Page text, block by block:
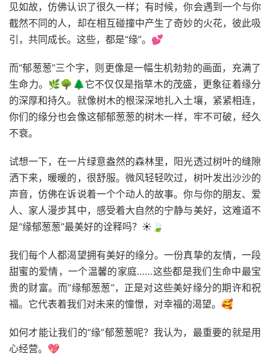
见如故，仿佛认识了很久一样；有时候，你会遇到一个与你
截然不同的人，却在相互碰撞中产生了奇妙的火花，彼此吸
引，共同成长。这些，都是“缘”。💕
而“郁葱葱”三个字，则更像是一幅生机勃勃的画面，充满了
生命力。🌿🌳🌲它不仅仅是指草木的茂盛，更象征着缘分
的深厚和持久。就像树木的根深深地扎入土壤，紧紧相连，
你们的缘分也会像这郁郁葱葱的树木一样，牢不可破，经久
不衰。
试想一下，在一片绿意盎然的森林里，阳光透过树叶的缝隙
洒下来，暖暖的，很舒服。微风轻轻吹过，树叶发出沙沙的
声音，仿佛在诉说着一个个动人的故事。你与你的朋友、爱
人、家人漫步其中，感受着大自然的宁静与美好，这难道不
是“缘郁葱葱”最美好的诠释吗？☀️🍃
我们每个人都渴望拥有美好的缘分。一份真挚的友情，一段
甜蜜的爱情，一个温馨的家庭……这些都是我们生命中最宝
贵的财富。而“缘郁葱葱”，正是对这些美好缘分的期许和祝
福。它代表着我们对未来的憧憬，对幸福的渴望。🥰
如何才能让我们的“缘”郁葱葱呢？我认为，最重要的就是用
心经营。💖